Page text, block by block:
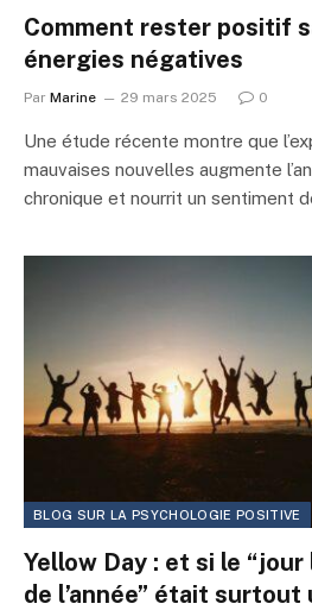
Comment rester positif
énergies négatives
Par Marine 29 mars 2025 0
Une étude récente montre que
mauvaises nouvelles augmente
chronique et nourrit un sentiment
BLOG SUR LA PSYCHOLOGIE POSITIVE
Yellow Day : et si le
de l’année” était